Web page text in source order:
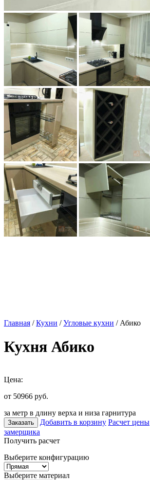
Главная /Кухни /Угловые кухни / Абико
Кухня Абико
Цена:
от 50966 руб.
за метр в длину верха и низа гарнитура
Заказать Добавить в корзину Расчет цены
замерщика
Получить расчет
Выберите конфигурацию
Выберите материал